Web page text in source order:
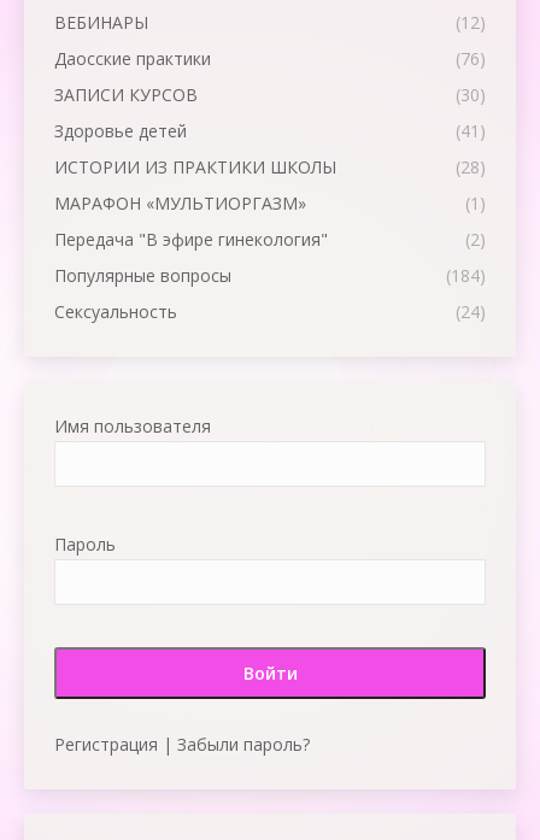
ВЕБИНАРЫ
(12)
Даосские практики
(76)
ЗАПИСИ КУРСОВ
(30)
Здоровье детей
(41)
ИСТОРИИ ИЗ ПРАКТИКИ ШКОЛЫ
(28)
МАРАФОН «МУЛЬТИОРГАЗМ»
(1)
Передача "В эфире гинекология"
(2)
Популярные вопросы
(184)
Сексуальность
(24)
Имя пользователя
Пароль
Регистрация | Забыли пароль?